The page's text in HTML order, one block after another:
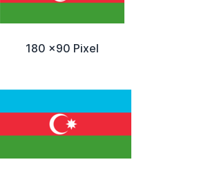
180 x90 Pixel